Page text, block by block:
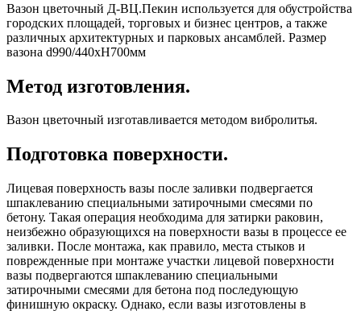
Вазон цветочный Д-ВЦ.Пекин используется для обустройства
городских площадей, торговых и бизнес центров, а также
различных архитектурных и парковых ансамблей. Размер
вазона d990/440хH700мм
Метод изготовления.
Вазон цветочный изготавливается методом вибролитья.
Подготовка поверхности.
Лицевая поверхность вазы после заливки подвергается
шпаклеванию специальными затирочными смесями по
бетону. Такая операция необходима для затирки раковин,
неизбежно образующихся на поверхности вазы в процессе ее
заливки. После монтажа, как правило, места стыков и
поврежденные при монтаже участки лицевой поверхности
вазы подвергаются шпаклеванию специальными
затирочными смесями для бетона под последующую
финишную окраску. Однако, если вазы изготовлены в